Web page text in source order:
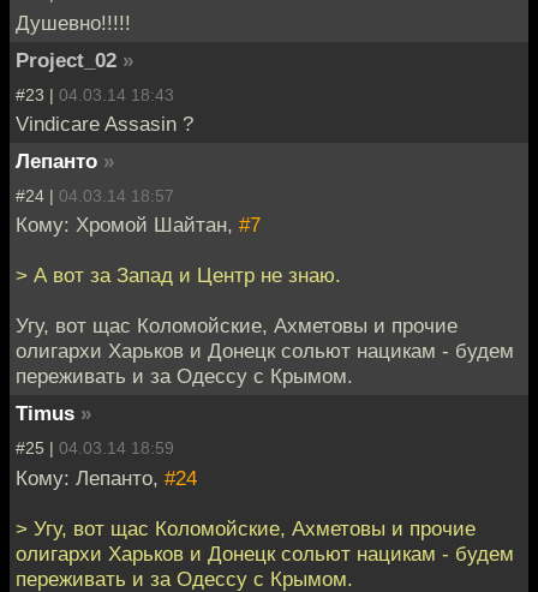
Душевно!!!!!
Project_02 »
#23 | 04.03.14 18:43
Vindicare Assasin ?
Лепанто »
#24 | 04.03.14 18:57
Кому: Хромой Шайтан, #7
> А вот за Запад и Центр не знаю.
Угу, вот щас Коломойские, Ахметовы и прочие
олигархи Харьков и Донецк сольют нацикам - будем
переживать и за Одессу с Крымом.
Timus »
#25 | 04.03.14 18:59
Кому: Лепанто, #24
> Угу, вот щас Коломойские, Ахметовы и прочие
олигархи Харьков и Донецк сольют нацикам - будем
переживать и за Одессу с Крымом.